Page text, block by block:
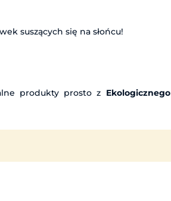
suszących się na słońcu!
produkty prosto z Ekologicznego